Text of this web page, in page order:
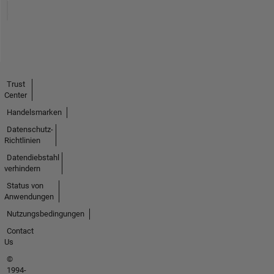
Trust
Center
Handelsmarken
Datenschutz-
Richtlinien
Datendiebstahl
verhindern
Status von
Anwendungen
Nutzungsbedingungen
Contact
Us
©
1994-